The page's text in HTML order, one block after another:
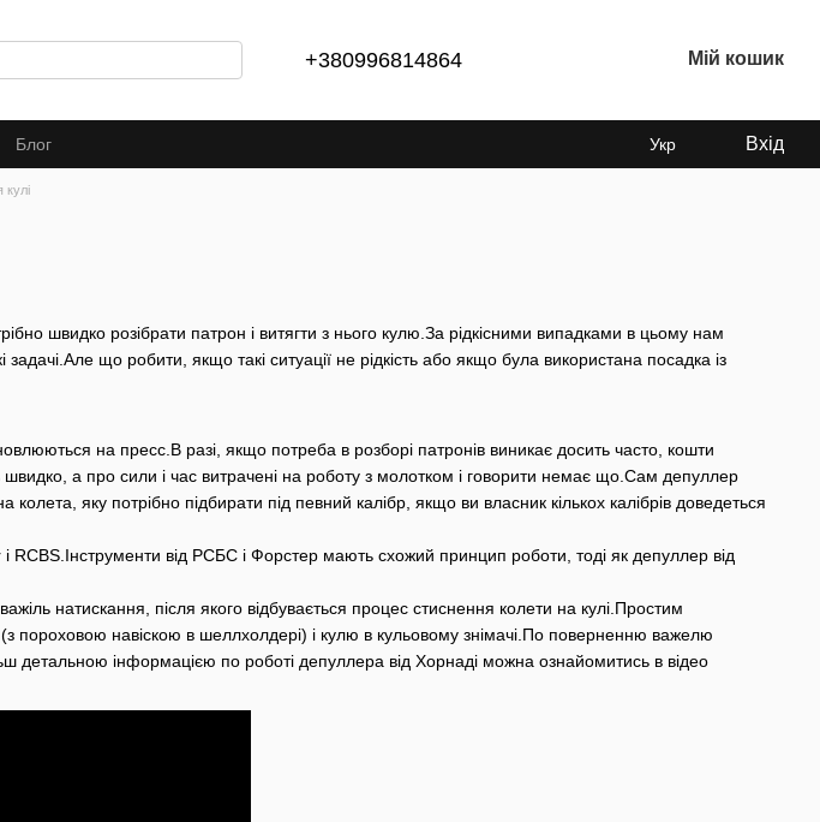
+380996814864 Мій кошик
Блог Укр Вхід
швидко розібрати патрон і витягти з нього кулю.За рідкісними випадками в цьому нам
задачі.Але що робити, якщо такі ситуації не рідкість або якщо була використана посадка із
на пресс.В разі, якщо потреба в розборі патронів виникає досить часто, кошти
швидко, а про сили і час витрачені на роботу з молотком і говорити немає що.Сам депуллер
яку потрібно підбирати під певний калібр, якщо ви власник кількох калібрів доведеться
від РСБС і Форстер мають схожий принцип роботи, тоді як депуллер від
натискання, після якого відбувається процес стиснення колети на кулі.Простим
пороховою навіскою в шеллхолдері) і кулю в кульовому знімачі.По поверненню важелю
детальною інформацією по роботі депуллера від Хорнаді можна ознайомитись в відео